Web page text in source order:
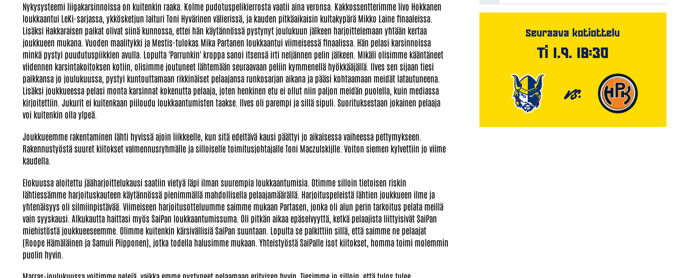
Nykysysteemi liigakarsinnoissa on kuitenkin raaka. Kolme pudotuspelikierrosta vaatii aina veronsa. Kakkossentterimme Iivo Hokkanen
loukkaantui LeKi-sarjassa, ykkösketjun laituri Toni Hyvärinen välierissä, ja kauden pitkäaikaisin kultakypärä Mikko Laine finaaleissa.
Lisäksi Hakkaraisen paikat olivat siinä kunnossa, ettei hän käytännössä pystynyt joulukuun jälkeen harjoittelemaan yhtään kertaa
joukkueen mukana. Vuoden maalitykki ja Mestis-tulokas Mika Partanen loukkaantui viimeisessä finaalissa. Hän pelasi karsinnoissa
minkä pystyi puudutuspiikkien avulla. Lopulta 'Parrunkin' kroppa sanoi itsensä irti neljännen pelin jälkeen. Mikäli olisimme kääntäneet
viidennen karsintakoitoksen kotiin, olisimme joutuneet lähtemään seuraavaan peliin kymmenellä hyökkääjällä. Ilves sen sijaan tiesi
paikkansa jo joulukuussa, pystyi kuntouttamaan rikkinäiset pelaajansa runkosarjan aikana ja pääsi kohtaamaan meidät latautuneena.
Lisäksi joukkueessa pelasi monta karsinnat kokenutta pelaaja, joten henkinen etu ei ollut niin paljon meidän puolella, kuin mediassa
kirjoitettiin. Jukurit ei kuitenkaan piiloudu loukkaantumisten taakse. Ilves oli parempi ja sillä sipuli. Suorituksestaan jokainen pelaaja
voi kuitenkin olla ylpeä.
Joukkueemme rakentaminen lähti hyvissä ajoin liikkeelle, kun sitä edeltävä kausi päättyi jo aikaisessa vaiheessa pettymykseen.
Rakennustyöstä suuret kiitokset valmennusryhmälle ja silloiselle toimitusjohtajalle Toni Maczulskijlle. Voiton siemen kylvettiin jo viime
kaudella.
Elokuussa aloitettu jääharjoittelukausi saatiin vietyä läpi ilman suurempia loukkaantumisia. Otimme silloin tietoisen riskin
lähtiessämme harjoituskauteen käytännössä pienimmällä mahdollisella pelaajamäärällä. Harjoituspeleistä lähtien joukkueen ilme ja
yhtenäisyys oli silmiinpistävää. Viimeiseen harjoitusotteluumme saimme mukaan Partasen, jonka oli alun perin tarkoitus pelata meillä
vain syyskausi. Alkukautta haittasi myös SaiPan loukkaantumissuma. Oli pitkän aikaa epäselvyyttä, ketkä pelaajista liittyisivät SaiPan
miehistöstä joukkueeseemme. Olimme kuitenkin kärsivällisiä SaiPan suuntaan. Lopulta se palkittiin sillä, että saimme ne pelaajat
(Roope Hämäläinen ja Samuli Piipponen), jotka todella halusimme mukaan. Yhteistyöstä SaiPalle isot kiitokset, homma toimi molemmin
puolin hyvin.
Seuraava kotiottelu
Ti 1.9. 18:30
VS.